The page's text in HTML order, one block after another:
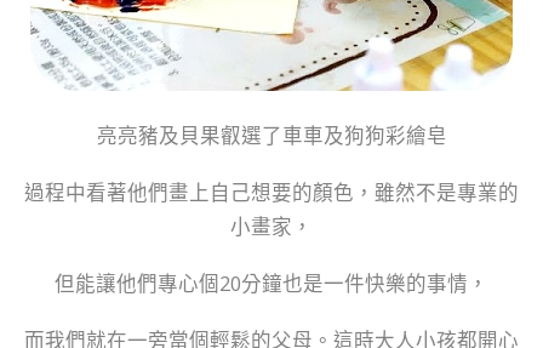
亮亮豬及貝果叡選了車車及狗狗彩繪皂
過程中看著他們畫上自己想要的顏色，雖然不是專業的
小畫家，
但能讓他們專心個20分鐘也是一件快樂的事情，
而我們就在一旁當個輕鬆的父母。 這時大人小孩都開心